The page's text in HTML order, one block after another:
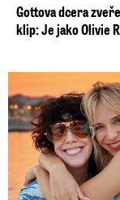
Gottova dcera
klip: Je jako Olivie
Bývalá reportérka